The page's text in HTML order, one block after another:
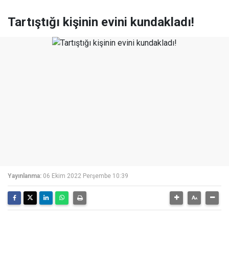
Tartıştığı kişinin evini kundakladı!
Yayınlanma: 06 Ekim 2022 Perşembe 10:39